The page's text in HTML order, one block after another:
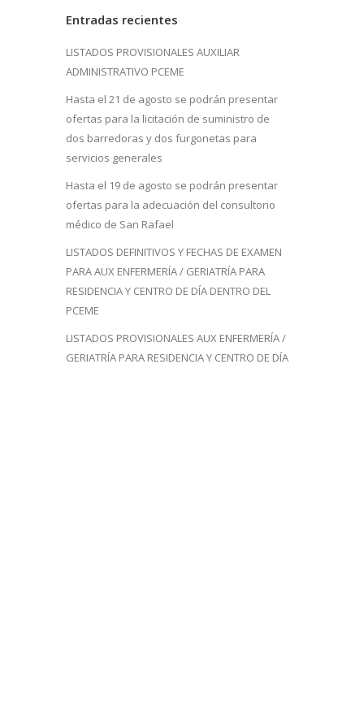
Entradas recientes
LISTADOS PROVISIONALES AUXILIAR
ADMINISTRATIVO PCEME
Hasta el 21 de agosto se podrán presentar
ofertas para la licitación de suministro de
dos barredoras y dos furgonetas para
servicios generales
Hasta el 19 de agosto se podrán presentar
ofertas para la adecuación del consultorio
médico de San Rafael
LISTADOS DEFINITIVOS Y FECHAS DE EXAMEN
PARA AUX ENFERMERÍA / GERIATRÍA PARA
RESIDENCIA Y CENTRO DE DÍA DENTRO DEL
PCEME
LISTADOS PROVISIONALES AUX ENFERMERÍA /
GERIATRÍA PARA RESIDENCIA Y CENTRO DE DÍA